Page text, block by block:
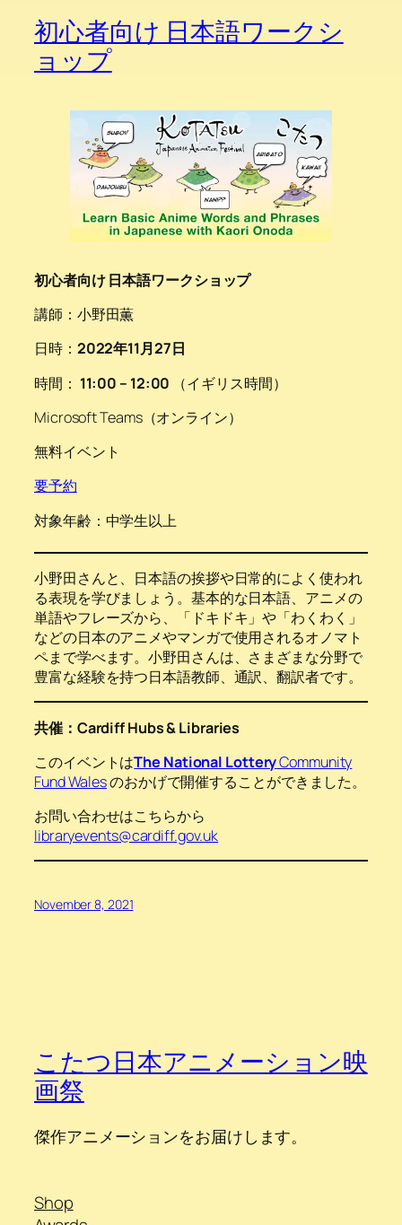
初心者向け 日本語ワークシ
ョップ
初心者向け 日本語ワークショップ
講師：小野田薫
日時： 2022年11月27日
時間： 11:00 – 12:00
（イギリス時間）
Microsoft Teams（オンライン）
無料イベント
要予約
対象年齢：中学生以上
小野田さんと、日本語の挨拶や日常的によく使われ
る表現を学びましょう。基本的な日本語、アニメの
単語やフレーズから、「ドキドキ」や「わくわく」
などの日本のアニメやマンガで使用されるオノマト
ペまで学べます。小野田さんは、さまざまな分野で
豊富な経験を持つ日本語教師、通訳、翻訳者です。
共催：Cardiff Hubs & Libraries
このイベントはThe National LotteryCommunity
Fund Walesのおかげで開催することができました。
お問い合わせはこちらから
libraryevents@cardiff.gov.uk
November 8, 2021
こたつ日本アニメーション映
画祭
傑作アニメーションをお届けします。
Shop